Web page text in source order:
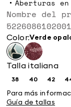
Aberturas
Nombre del
5226086102001
Color: verde
Talla italiana
38Size: 40Size:
40
42Size:
Para más
Guía de tallas